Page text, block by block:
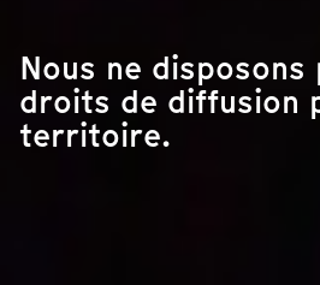
Nous ne disposons
droits de diffusion
territoire.